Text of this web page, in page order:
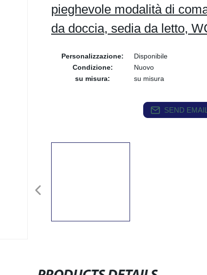
pieghevole modalità di
da doccia, sedia da letto,
Personalizzazione:
Disponibile
Condizione:
Nuovo
su misura:
su misura
SEND